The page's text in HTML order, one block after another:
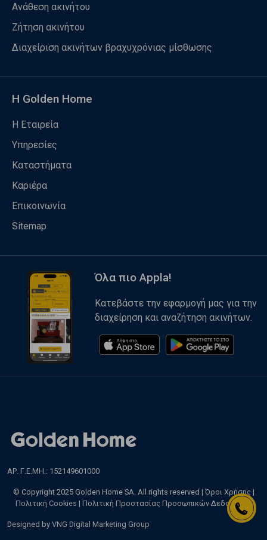
Ανάθεση ακινήτου
Ζήτηση ακινήτου
Διαχείριση ακινήτων βραχυχρόνιας μίσθωσης
Η Golden Home
Η Εταιρεία
Υπηρεσίες
Καταστήματα
Καριέρα
Επικοινωνία
Sitemap
Όλα πιο Appla!
Κατεβάστε την εφαρμογή μας για την
διαχείρηση και αναζήτηση ακινήτων.
ΑΡ. Γ.Ε.ΜΗ.: 152149601000
© Copyright 2025 Golden Home SA. All rights reserved | Όροι Χρήσης |
Πολιτική Cookies | Πολιτική Προστασίας Προσωπικών Δεδομένων
Designed by VNG Digital Marketing Group